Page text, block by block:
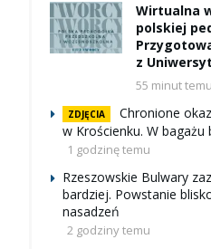
Wirtualna
polskiej
z
55 minut temu
ZDJĘCIA
Chronione
w Krościenku. W bagażu
1 godzinę temu
Rzeszowskie Bulwary
bardziej. Powstanie
nasadzeń
2 godziny temu